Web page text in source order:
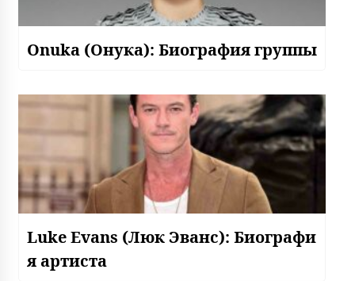
Onuka (Онука): Биография группы
Luke Evans (Люк Эванс): Биографи
я артиста